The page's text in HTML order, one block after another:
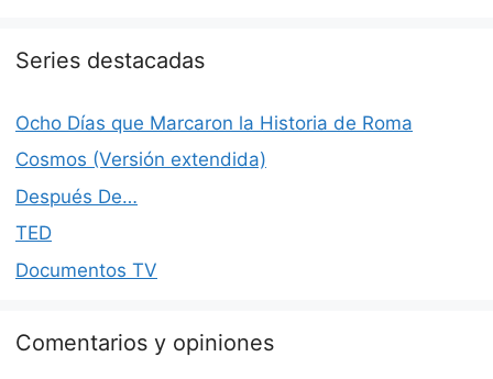
Series destacadas
Ocho Días que Marcaron la Historia de Roma
Cosmos (Versión extendida)
Después De…
TED
Documentos TV
Comentarios y opiniones